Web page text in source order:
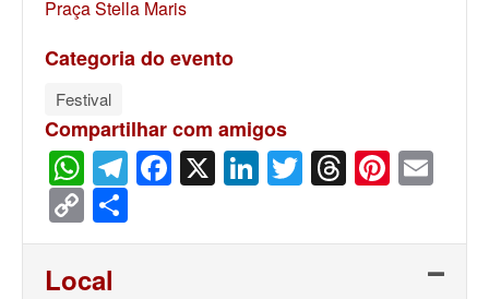
Praça Stella Maris
Categoria do evento
Festival
Compartilhar com amigos
WhatsApp
Telegram
Facebook
X LinkedIn
Twitter
Threads
Copy
Link
Local